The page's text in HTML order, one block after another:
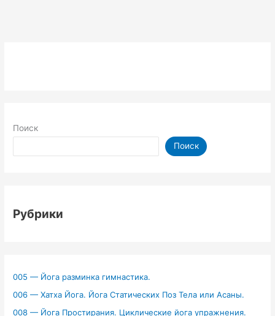
Поиск
Поиск
Рубрики
005 — Йога разминка гимнастика.
006 — Хатха Йога. Йога Статических Поз Тела или Асаны.
008 — Йога Простирания. Циклические йога упражнения.